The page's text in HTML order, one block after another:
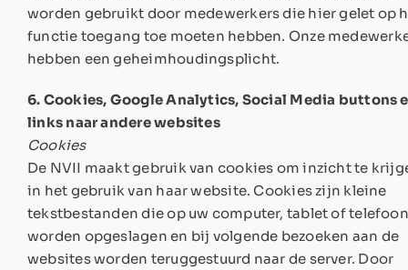
worden gebruikt door medewerkers die hier gelet op
functie toegang toe moeten hebben. Onze
hebben een geheimhoudingsplicht.
6. Cookies, Google Analytics, Social Media buttons
links naar andere websites
Cookies
De NVII maakt gebruik van cookies om inzicht te
in het gebruik van haar website. Cookies zijn kleine
tekstbestanden die op uw computer, tablet of telefoon
worden opgeslagen en bij volgende bezoeken aan de
websites worden teruggestuurd naar de server. Door